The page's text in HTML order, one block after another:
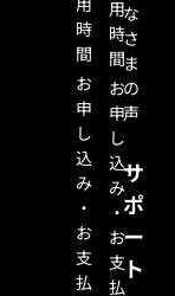
時
間
お
申
し
込
み
・
お
支
払
用
時
間
お
申
し
込
み
・
お
支
払
な
さ
ま
の
声
サ
ポ
ー
ト